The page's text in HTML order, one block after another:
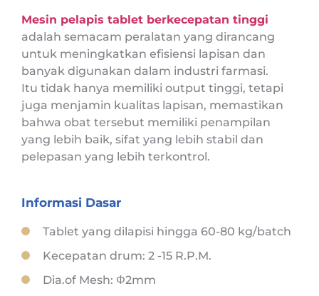
Mesin pelapis tablet berkecepatan tinggi
adalah semacam peralatan yang dirancang
untuk meningkatkan efisiensi lapisan dan
banyak digunakan dalam industri farmasi.
Itu tidak hanya memiliki output tinggi, tetapi
juga menjamin kualitas lapisan, memastikan
bahwa obat tersebut memiliki penampilan
yang lebih baik, sifat yang lebih stabil dan
pelepasan yang lebih terkontrol.
Informasi Dasar
Tablet yang dilapisi hingga 60-80 kg/batch
Kecepatan drum: 2 -15 R.P.M.
Dia.of Mesh: Φ2mm